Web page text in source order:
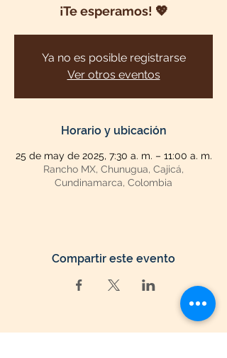
¡Te esperamos! 💖
Ya no es posible registrarse
Ver otros eventos
Horario y ubicación
25 de may de 2025, 7:30 a. m. – 11:00 a. m.
Rancho MX, Chunugua, Cajicá,
Cundinamarca, Colombia
Compartir este evento